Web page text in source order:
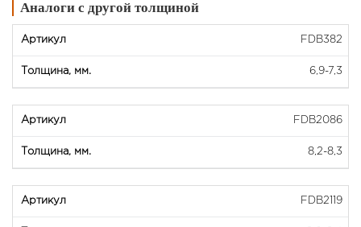
Аналоги с другой толщиной
FDВ382
6,9-7,3
FDВ2086
8,2-8,3
FDВ2119